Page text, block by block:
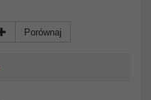
Porównaj